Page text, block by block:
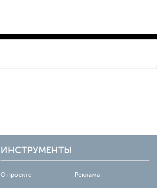
ИНСТРУМЕНТЫ
О проекте Реклама